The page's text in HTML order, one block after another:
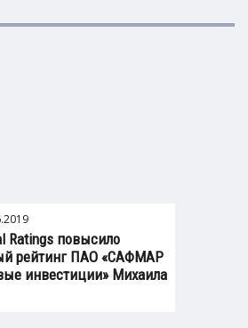
Ratings повысило
рейтинг ПАО «САФМАР
инвестиции» Михаила